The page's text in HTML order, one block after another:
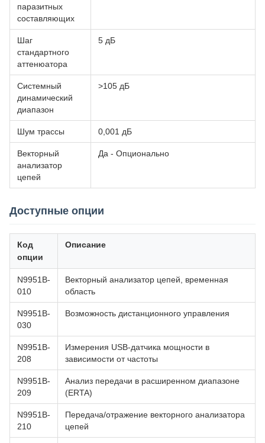
паразитных
составляющих
Шаг
стандартного
аттенюатора
5 дБ
Системный
динамический
диапазон
>105 дБ
Шум трассы 0,001 дБ
Векторный
анализатор
цепей
Да - Опционально
Доступные опции
Код
опции
Описание
N9951B-
010
Векторный анализатор цепей, временная
область
N9951B-
030
Возможность дистанционного управления
N9951B-
208
Измерения USB-датчика мощности в
зависимости от частоты
N9951B-
209
Анализ передачи в расширенном диапазоне
(ERTA)
N9951B-
210
Передача/отражение векторного анализатора
цепей